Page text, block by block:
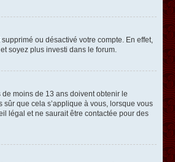
ou désactivé votre compte. En effet,
soyez plus investi dans le forum.
moins de 13 ans doivent obtenir le
sûr que cela s’applique à vous, lorsque vous
légal et ne saurait être contactée pour des